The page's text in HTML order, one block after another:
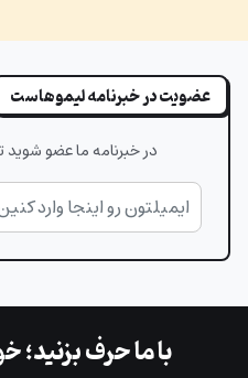
عضویت در خبرنامه لیموهاست
در خبرنامه ما عضو شوید
با ما حرف